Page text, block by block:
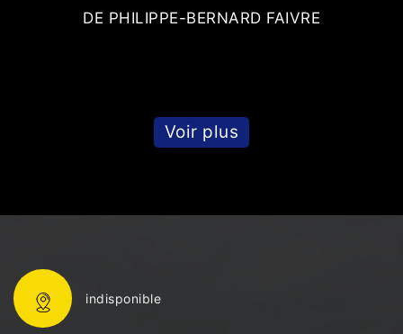
DE PHILIPPE-BERNARD FAIVRE
Voir plus
indisponible